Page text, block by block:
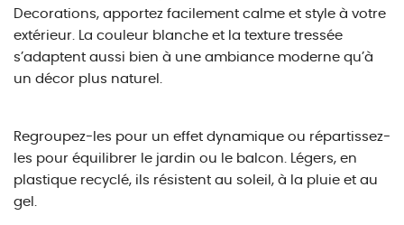
Decorations, apportez facilement calme et style à votre
extérieur. La couleur blanche et la texture tressée
s’adaptent aussi bien à une ambiance moderne qu’à
un décor plus naturel.
Regroupez-les pour un effet dynamique ou répartissez-
les pour équilibrer le jardin ou le balcon. Légers, en
plastique recyclé, ils résistent au soleil, à la pluie et au
gel.